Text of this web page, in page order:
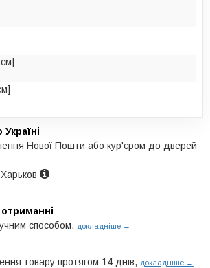
Нової Пошти або кур'єром до дверей
способом, докладніше →
товару протягом 14 днів, докладніше →